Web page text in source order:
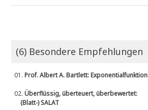
(6) Besondere Empfehlungen
01.Prof. Albert A. Bartlett: Exponentialfunktion
02.Überflüssig, überteuert, überbewertet:
(Blatt-) SALAT